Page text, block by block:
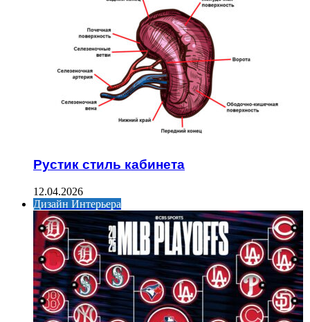
Рустик стиль кабинета
12.04.2026
Дизайн Интерьера